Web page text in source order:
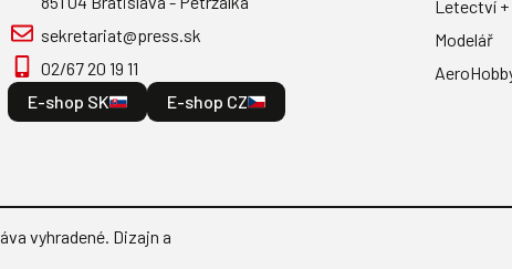
sekretariat@press.sk
02/67 20 19 11
E-shop SK
E-shop CZ
Letectví
Modelář
vyhradené. Dizajn a